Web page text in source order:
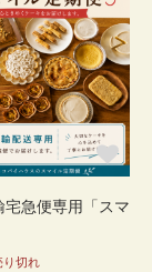
急便専用「スマ
り切れ